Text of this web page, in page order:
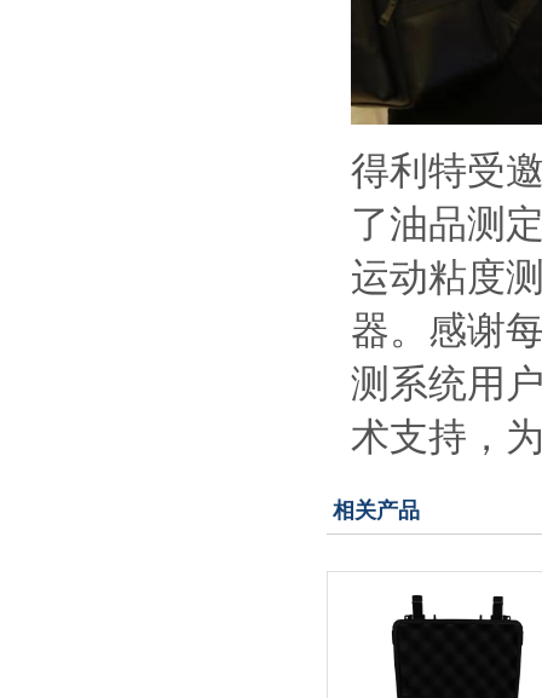
得利特受
了油品测
运动粘度
器。感谢
测系统用
术支持，
相关产品